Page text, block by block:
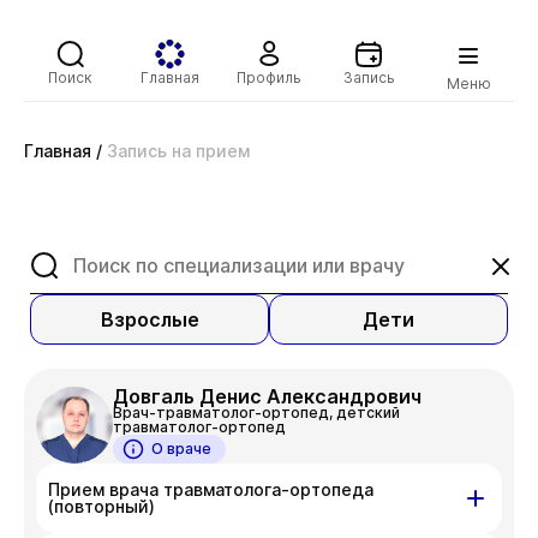
Поиск Главная Профиль Запись Меню
Главная / Запись на прием
Взрослые Дети
Довгаль Денис Александрович
Врач-травматолог-ортопед, детский
травматолог-ортопед
О враче
Прием врача травматолога-ортопеда
(повторный)